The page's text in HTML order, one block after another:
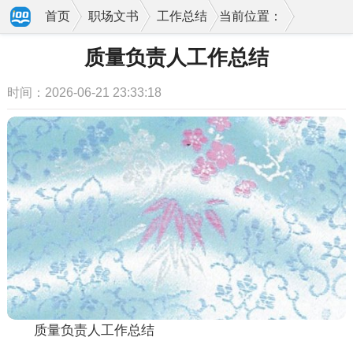
当前位置：
首页 职场文书 工作总结
质量负责人工作总结
时间：2026-06-21 23:33:18
质量负责人工作总结